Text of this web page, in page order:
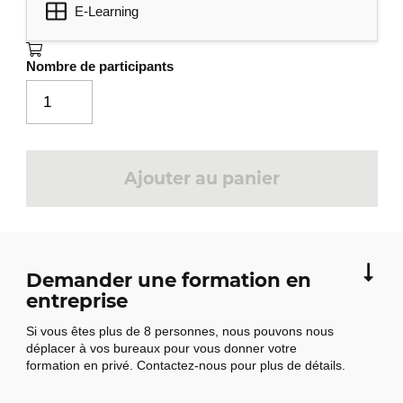
E-Learning
Nombre de participants
Ajouter au panier
Demander une formation en
entreprise
Si vous êtes plus de 8 personnes, nous pouvons nous
déplacer à vos bureaux pour vous donner votre
formation en privé. Contactez-nous pour plus de détails.